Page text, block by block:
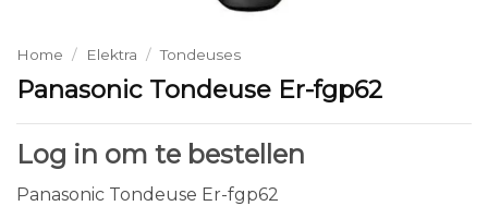
Home / Elektra / Tondeuses
Panasonic Tondeuse Er-fgp62
Log in om te bestellen
Panasonic Tondeuse Er-fgp62